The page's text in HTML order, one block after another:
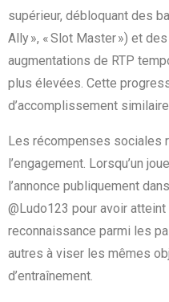
supérieur, débloquant des
Ally », « Slot Master ») et
augmentations de RTP
plus élevées. Cette
d’accomplissement
Les récompenses sociales
l’engagement. Lorsqu’un
l’annonce publiquement
@Ludo123 pour avoir atteint
reconnaissance parmi les
autres à viser les mêmes
d’entraînement.